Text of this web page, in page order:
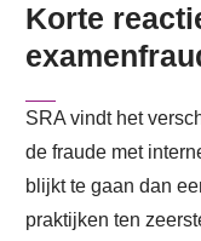
Korte
SRA vindt het
de fraude met
blijkt te gaan dan
praktijken ten